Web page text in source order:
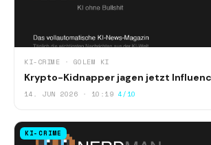
KI-CRIME · GOLEM KI
Krypto-Kidnapper jagen jetzt
14. JUN 2026 · 10:19 4/10
KI-CRIME